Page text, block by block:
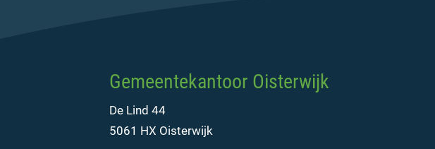
Gemeentekantoor Oisterwijk
De Lind 44
5061 HX Oisterwijk